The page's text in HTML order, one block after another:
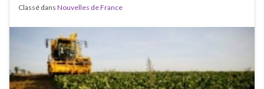
Classé dans Nouvelles de France